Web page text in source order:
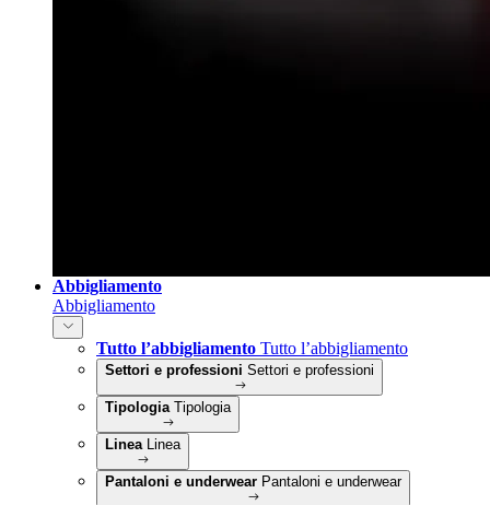
Abbigliamento
Abbigliamento
Tutto l’abbigliamento Tutto l’abbigliamento
Settori e professioni Settori e professioni
Tipologia Tipologia
Linea Linea
Pantaloni e underwear Pantaloni e underwear